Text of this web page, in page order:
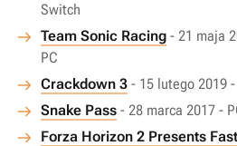
Switch
Team Sonic Racing - 21 maja
PC
Crackdown 3 - 15 lutego 2019 -
Snake Pass - 28 marca 2017 -
Forza Horizon 2 Presents